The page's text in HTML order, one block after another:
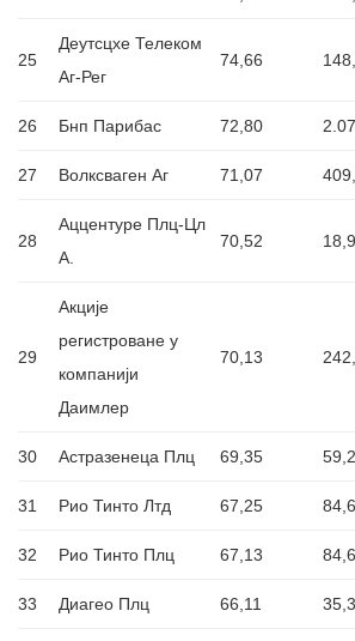
25
Деутсцхе Телеком
Аг-Рег
74,66
26 Бнп Парибас 72,80
27 Волксваген Аг 71,07
28
Аццентуре Плц-Цл
А.
70,52
29
Акције
регистроване у
компанији
Даимлер
70,13
30 Астразенеца Плц 69,35
31 Рио Тинто Лтд 67,25
32 Рио Тинто Плц 67,13
33 Диагео Плц 66,11